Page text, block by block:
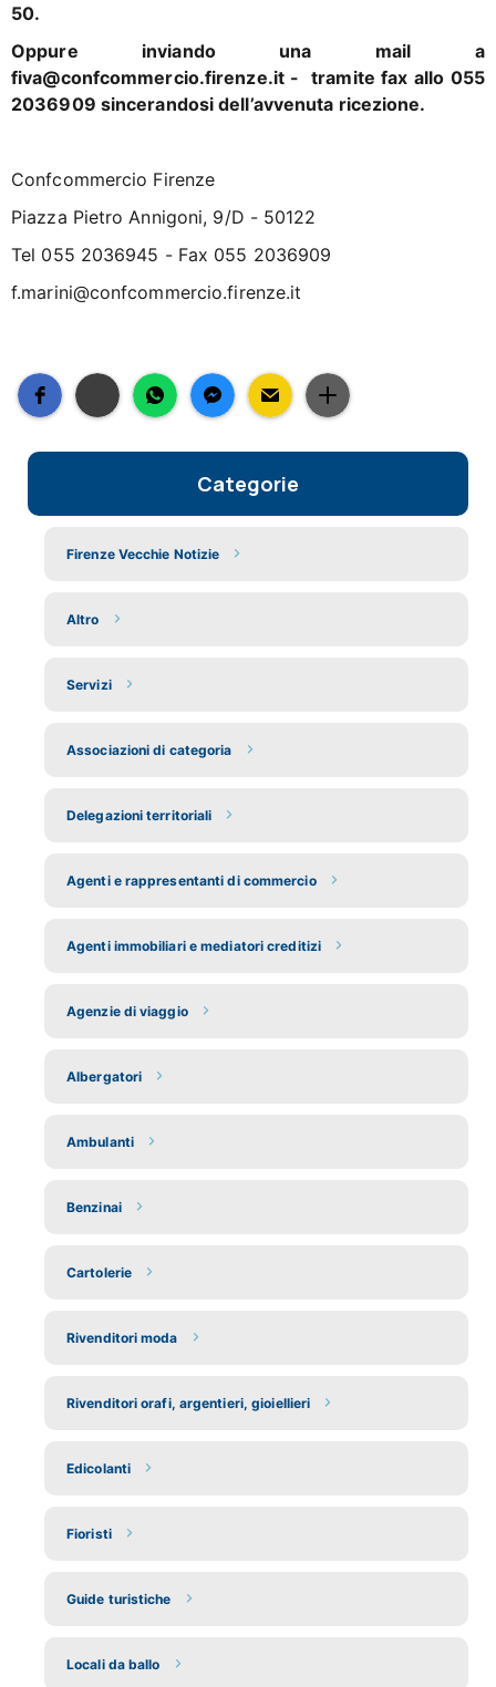
50.
Oppure inviando una mail a
fiva@confcommercio.firenze.it - tramite fax allo 055
2036909 sincerandosi dell’avvenuta ricezione.
Confcommercio Firenze
Piazza Pietro Annigoni, 9/D - 50122
Tel 055 2036945 - Fax 055 2036909
f.marini@confcommercio.firenze.it
Categorie
Firenze Vecchie Notizie
Altro
Servizi
Associazioni di categoria
Delegazioni territoriali
Agenti e rappresentanti di commercio
Agenti immobiliari e mediatori creditizi
Agenzie di viaggio
Albergatori
Ambulanti
Benzinai
Cartolerie
Rivenditori moda
Rivenditori orafi, argentieri, gioiellieri
Edicolanti
Fioristi
Guide turistiche
Locali da ballo